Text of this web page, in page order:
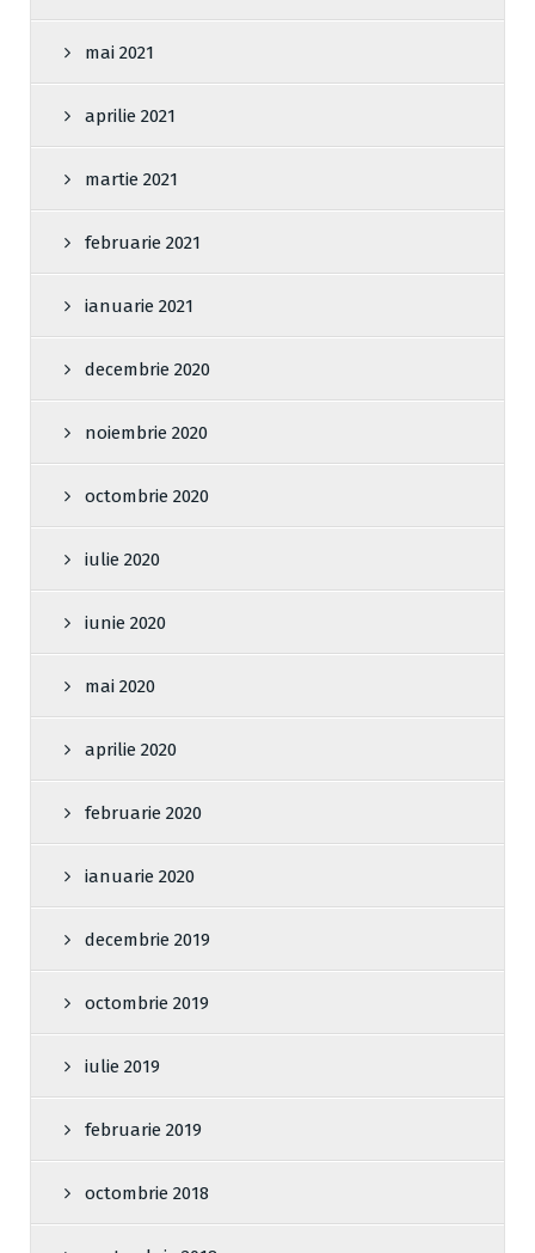
mai 2021
aprilie 2021
martie 2021
februarie 2021
ianuarie 2021
decembrie 2020
noiembrie 2020
octombrie 2020
iulie 2020
iunie 2020
mai 2020
aprilie 2020
februarie 2020
ianuarie 2020
decembrie 2019
octombrie 2019
iulie 2019
februarie 2019
octombrie 2018